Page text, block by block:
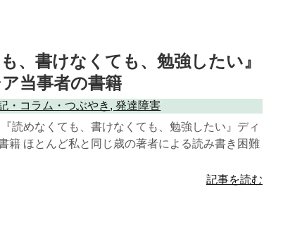
、書けなくても、勉強したい』
当事者の書籍
・コラム・つぶやき ,発達障害
読めなくても、書けなくても、勉強したい』ディ
籍 ほとんど私と同じ歳の著者による読み書き困難
記事を読む